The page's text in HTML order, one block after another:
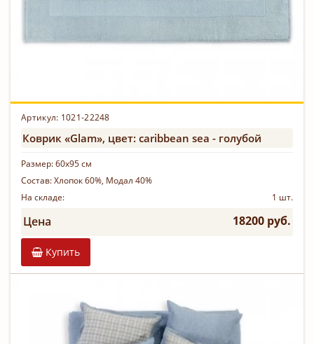
Артикул: 1021-22248
Коврик «Glam», цвет: caribbean sea - голубой
Размер:60х95 см
Состав:Хлопок 60%, Модал 40%
На складе:
1 шт.
Цена 18200 руб.
Купить